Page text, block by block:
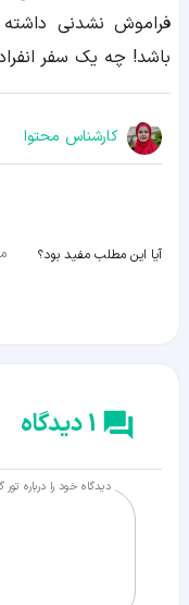
فراموش نشدنی
باشد! چه یک سفر
کارشناس محتوا
آیا این مطلب مفید بود؟
1 دیدگاه
دیدگاه خود را درباره